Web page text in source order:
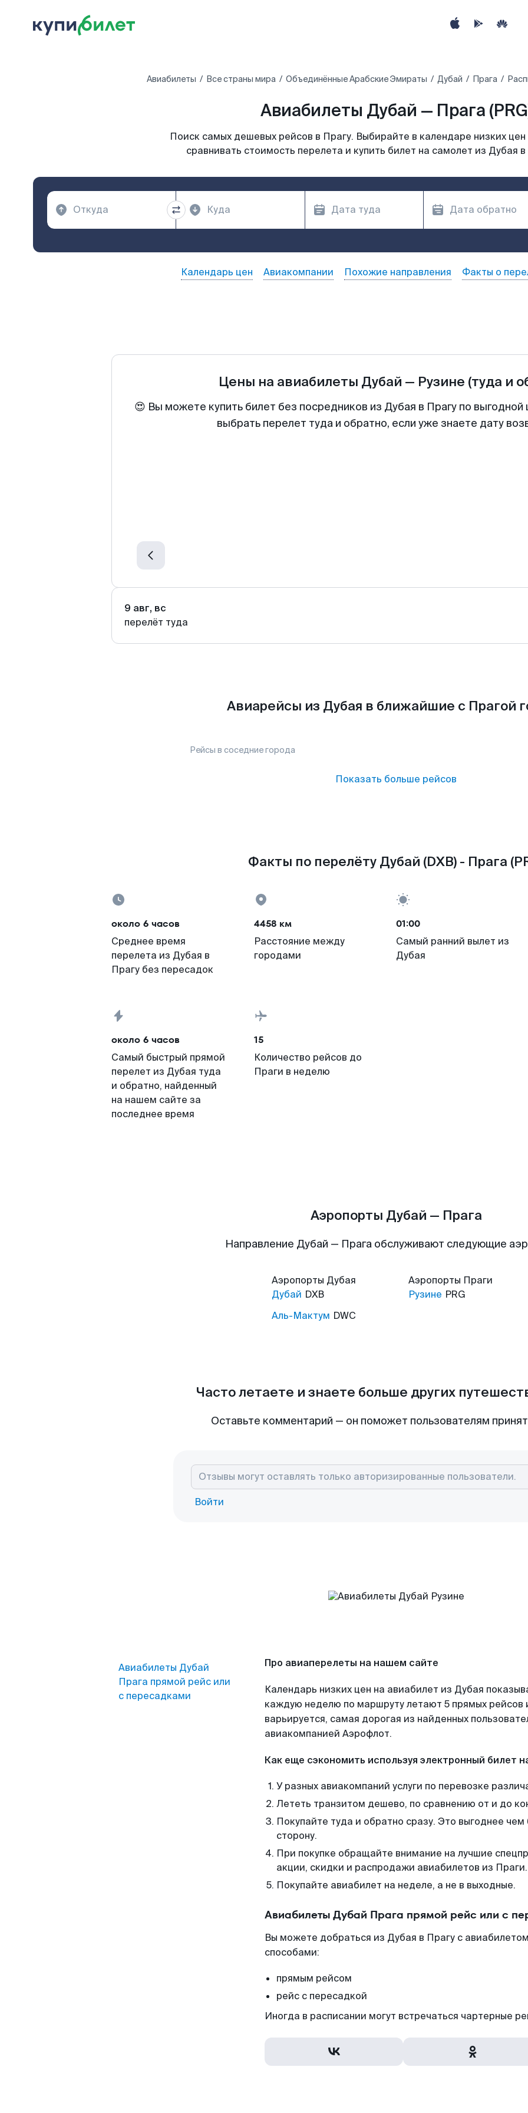
Авиабилеты Все страны мира Объединённые Арабские Эмираты Дубай Прага
Авиабилеты Дубай — Прага
Поиск самых дешевых рейсов в Прагу. Выбирайте в календаре низких
сравнивать стоимость перелета и купить билет на самолет из Дубая
Календарь цен Авиакомпании Похожие направления Факты о
Цены на авиабилеты Дубай — Рузине (туда и
😍 Вы можете купить билет без посредников из Дубая в Прагу по
выбрать перелет туда и обратно, если уже знаете дату
9 авг, вс
перелёт туда
Авиарейсы из Дубая в ближайшие с Прагой
Рейсы в соседние города
Показать больше рейсов
Факты по перелёту Дубай (DXB) - Прага
около 6 часов
Среднее время
перелета из Дубая в
Прагу без пересадок
4458 км
Расстояние между
городами
01:00
Самый ранний вылет из
Дубая
около 6 часов
Самый быстрый прямой
перелет из Дубая туда
и обратно, найденный
на нашем сайте за
последнее время
15
Количество рейсов до
Праги в неделю
Аэропорты Дубай — Прага
Направление Дубай — Прага обслуживают следующие
Аэропорты Дубая
Дубай DXB
Аль-Мактум DWC
Аэропорты Праги
Рузине PRG
Часто летаете и знаете больше других
Оставьте комментарий — он поможет пользователям
Войти
Авиабилеты Дубай
Прага прямой рейс или
с пересадками
Про авиаперелеты на нашем сайте
Календарь низких цен на авиабилет из Дубая
каждую неделю по маршруту летают 5 прямых рейсов
варьируется, самая дорогая из найденных
авиакомпанией Аэрофлот.
Как еще сэкономить используя электронный билет
У разных авиакомпаний услуги по перевозке
Лететь транзитом дешево, по сравнению от и до
Покупайте туда и обратно сразу. Это выгоднее
сторону.
При покупке обращайте внимание на лучшие
акции, скидки и распродажи авиабилетов из Праги.
Покупайте авиабилет на неделе, а не в выходные.
Авиабилеты Дубай Прага прямой рейс или с
Вы можете добраться из Дубая в Прагу с
способами:
прямым рейсом
рейс с пересадкой
Иногда в расписании могут встречаться чартерные